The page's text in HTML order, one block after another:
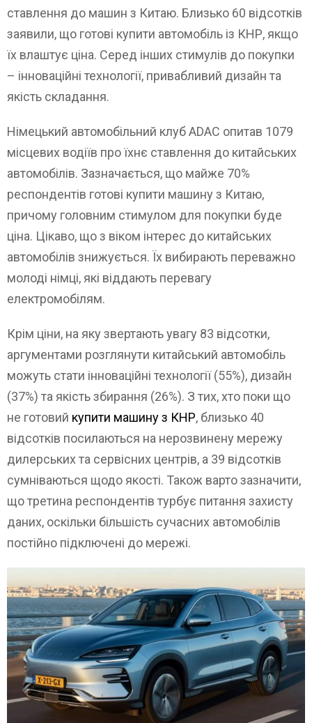
ставлення до машин з Китаю. Близько 60 відсотків
заявили, що готові купити автомобіль із КНР, якщо
їх влаштує ціна. Серед інших стимулів до покупки
– інноваційні технології, привабливий дизайн та
якість складання.
Німецький автомобільний клуб ADAC опитав 1079
місцевих водіїв про їхнє ставлення до китайських
автомобілів. Зазначається, що майже 70%
респондентів готові купити машину з Китаю,
причому головним стимулом для покупки буде
ціна. Цікаво, що з віком інтерес до китайських
автомобілів знижується. Їх вибирають переважно
молоді німці, які віддають перевагу
електромобілям.
Крім ціни, на яку звертають увагу 83 відсотки,
аргументами розглянути китайський автомобіль
можуть стати інноваційні технології (55%), дизайн
(37%) та якість збирання (26%). З тих, хто поки що
не готовий купити машину з КНР, близько 40
відсотків посилаються на нерозвинену мережу
дилерських та сервісних центрів, а 39 відсотків
сумніваються щодо якості. Також варто зазначити,
що третина респондентів турбує питання захисту
даних, оскільки більшість сучасних автомобілів
постійно підключені до мережі.